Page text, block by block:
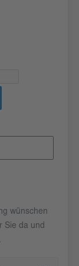
wünschen
Sie da und